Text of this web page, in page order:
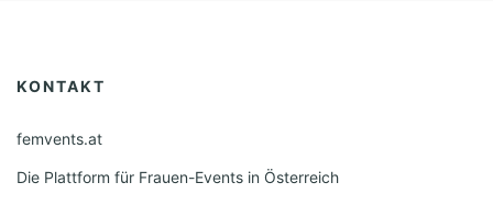
KONTAKT
femvents.at
Die Plattform für Frauen-Events in Österreich